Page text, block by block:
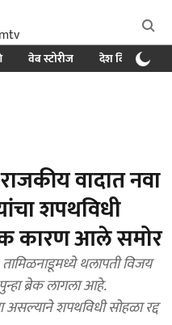
वेब स्टोरीज देश विदेश
वादात नवा
शपथविधी
कारण आले समोर
थलापती विजय
ब्रेक लागला आहे.
असल्याने शपथविधी सोहळा रद्द